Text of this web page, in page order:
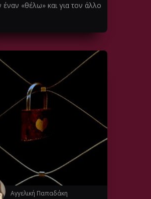
έναν «θέλω» και για τον άλλο
Αγγελική Παπαδάκη